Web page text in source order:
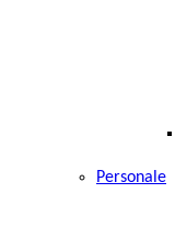
Personale